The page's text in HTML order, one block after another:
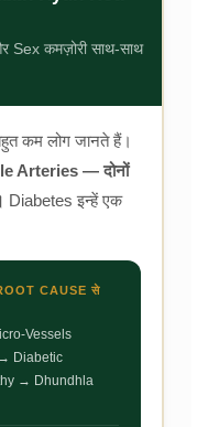
Sex कमज़ोरी साथ-साथ
कम लोग जानते हैं।
Arteries — दोनों
Diabetes इन्हें एक
CAUSE से
Vessels
Diabetic
→ Dhundhla